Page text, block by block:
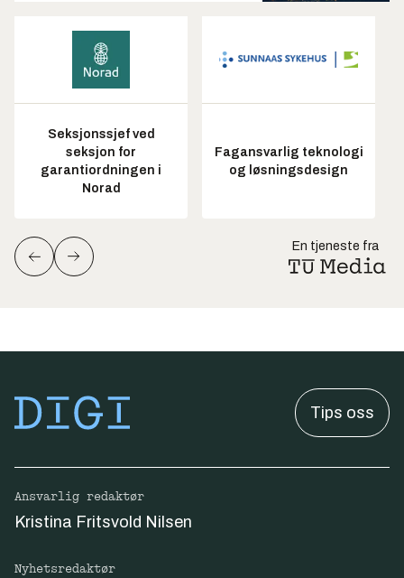
Seksjonssjef ved
seksjon for
garantiordningen i
Norad
Fagansvarlig teknologi
og løsningsdesign
En tjeneste fra
Tips oss
Ansvarlig redaktør
Kristina Fritsvold Nilsen
Nyhetsredaktør